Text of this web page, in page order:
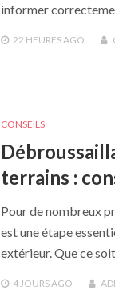
informer
22 HEURESAGO
CONSEILS
terrains :
Pour de nombreux
est une étape
extérieur. Que ce
4 JOURSAGO